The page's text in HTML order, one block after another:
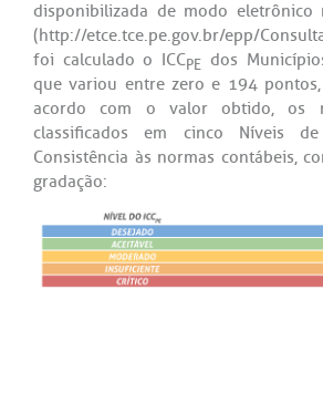
disponibilizada de modo eletrônico
(http://etce.tce.pe.gov.br/epp/
foi calculado o ICCPE dos
que variou entre zero e 194
acordo com o valor obtido, os
classificados em cinco Níveis
Consistência às normas contábeis,
gradação: